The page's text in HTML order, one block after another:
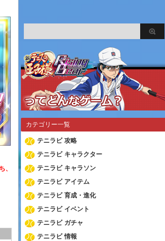
、
カテゴリー一覧
テニラビ 攻略
テニラビ キャラクター
テニラビ キャラソン
テニラビ アイテム
テニラビ 育成・進化
テニラビ イベント
テニラビ ガチャ
テニラビ 情報